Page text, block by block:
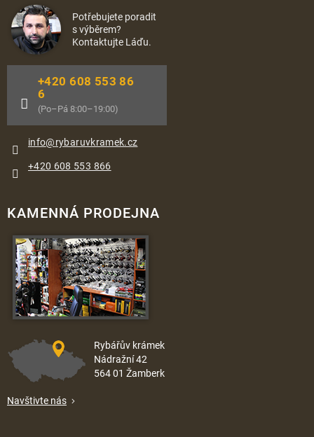
Potřebujete poradit
s výběrem?
Kontaktujte Láďu.
info@rybaruvkramek.cz
+420 608 553 86
6
(Po–Pá 8:00–19:00)
+420 608 553 866
KAMENNÁ PRODEJNA
Rybářův krámek
Nádražní 42
564 01 Žamberk
Navštivte nás